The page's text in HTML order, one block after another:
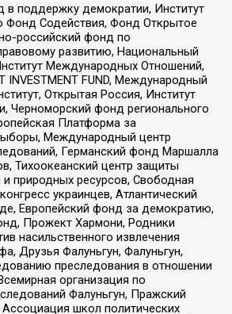
поддержку демократии, Институт
Фонд Содействия, Фонд Открытое
российский фонд по
развитию, Национальный
Международных Отношений,
INVESTMENT FUND, Международный
Открытая Россия, Институт
Черноморский фонд регионального
Платформа за
Международный центр
Германский фонд Маршалла
Тихоокеанский центр защиты
природных ресурсов, Свободная
украинцев, Атлантический
Европейский фонд за демократию,
Прожект Хармони, Родники
насильственного извлечения
Друзья Фалуньгун, Фалуньгун,
преследования в отношении
организация по
Фалуньгун, Пражский
школ политических